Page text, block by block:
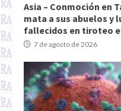
Asia – Conmoción en
mata a sus abuelos y
fallecidos en tiroteo
7 de agosto de 2026